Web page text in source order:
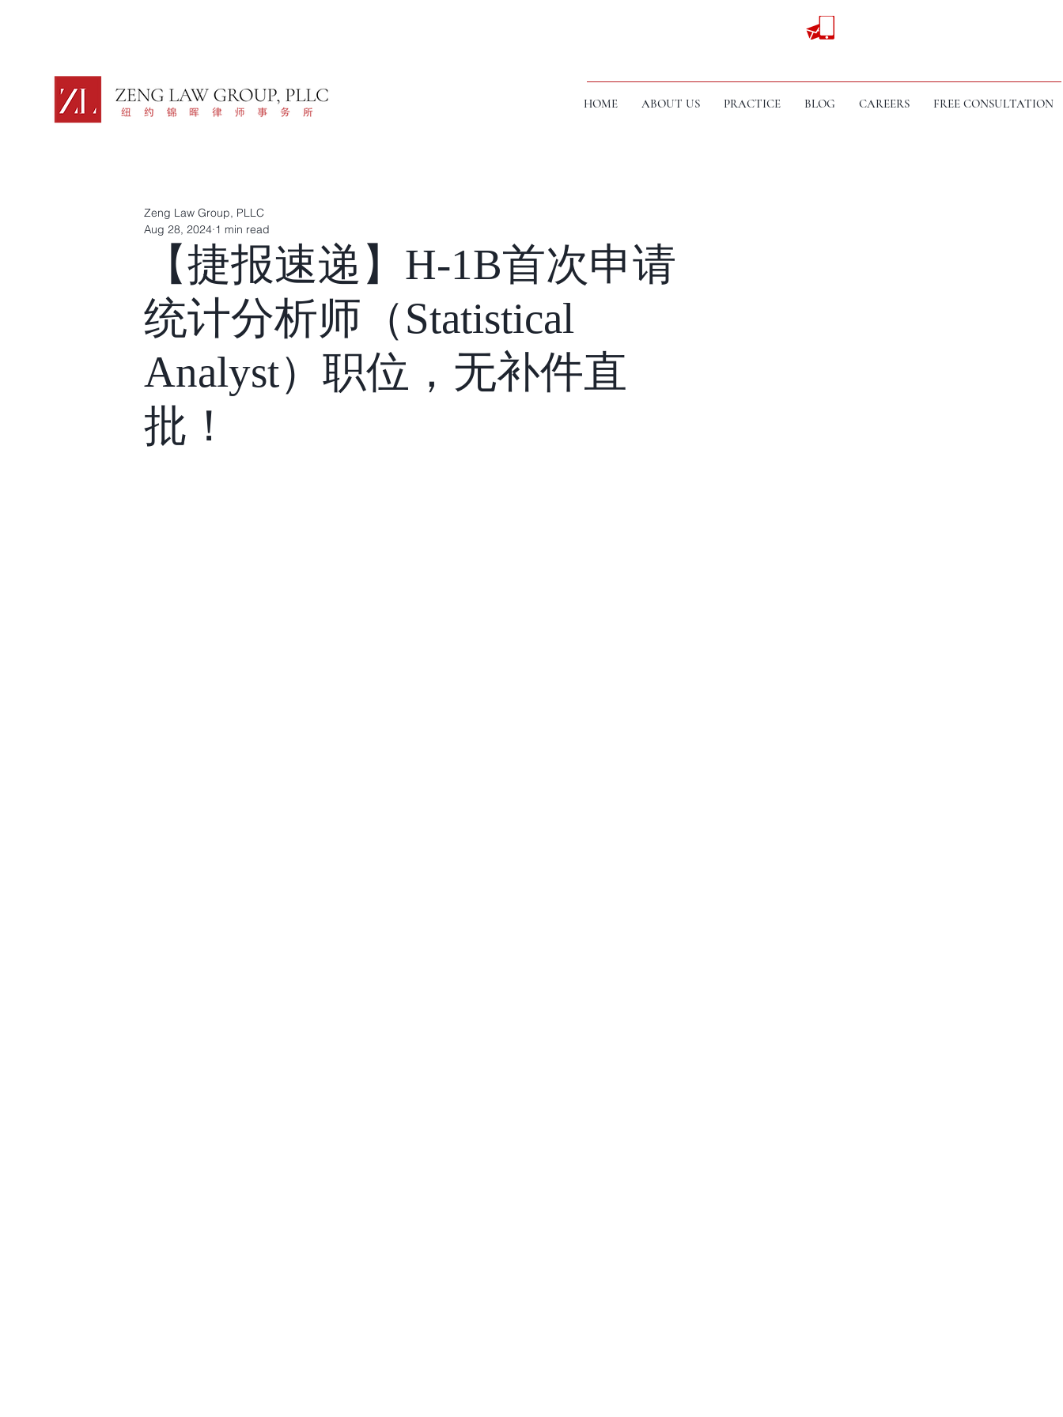
HOME ABOUT US PRACTICE BLOG CAREERS FREE CONSULTATION
【捷报速递】H-1B首次申请
统计分析师（Statistical
Analyst）职位，无补件直
批！
Zeng Law Group, PLLC
Aug 28, 2024 1 min read